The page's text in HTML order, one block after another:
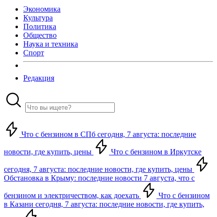
Экономика
Культура
Политика
Общество
Наука и техника
Спорт
Редакция
Что с бензином в СПб сегодня, 7 августа: последние
новости, где купить, цены Что с бензином в Иркутске
сегодня, 7 августа: последние новости, где купить, цены
Обстановка в Крыму: последние новости 7 августа, что с
бензином и электричеством, как доехать
Что с бензином
в Казани сегодня, 7 августа: последние новости, где купить,